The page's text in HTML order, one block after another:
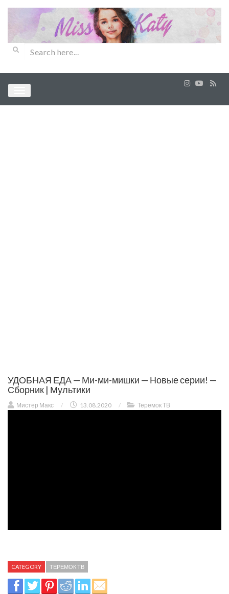
УДОБНАЯ ЕДА — Ми-ми-мишки — Новые серии! —
Сборник | Мультики
Мистер Макс / 13.08.2020 / Теремок ТВ
CATEGORY ТЕРЕМОК ТВ